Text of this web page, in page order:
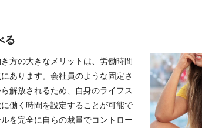
る
方の大きなメリットは、労働時間
あります。会社員のような固定さ
解放されるため、自身のライフス
働く時間を設定することが可能で
を完全に自らの裁量でコントロー